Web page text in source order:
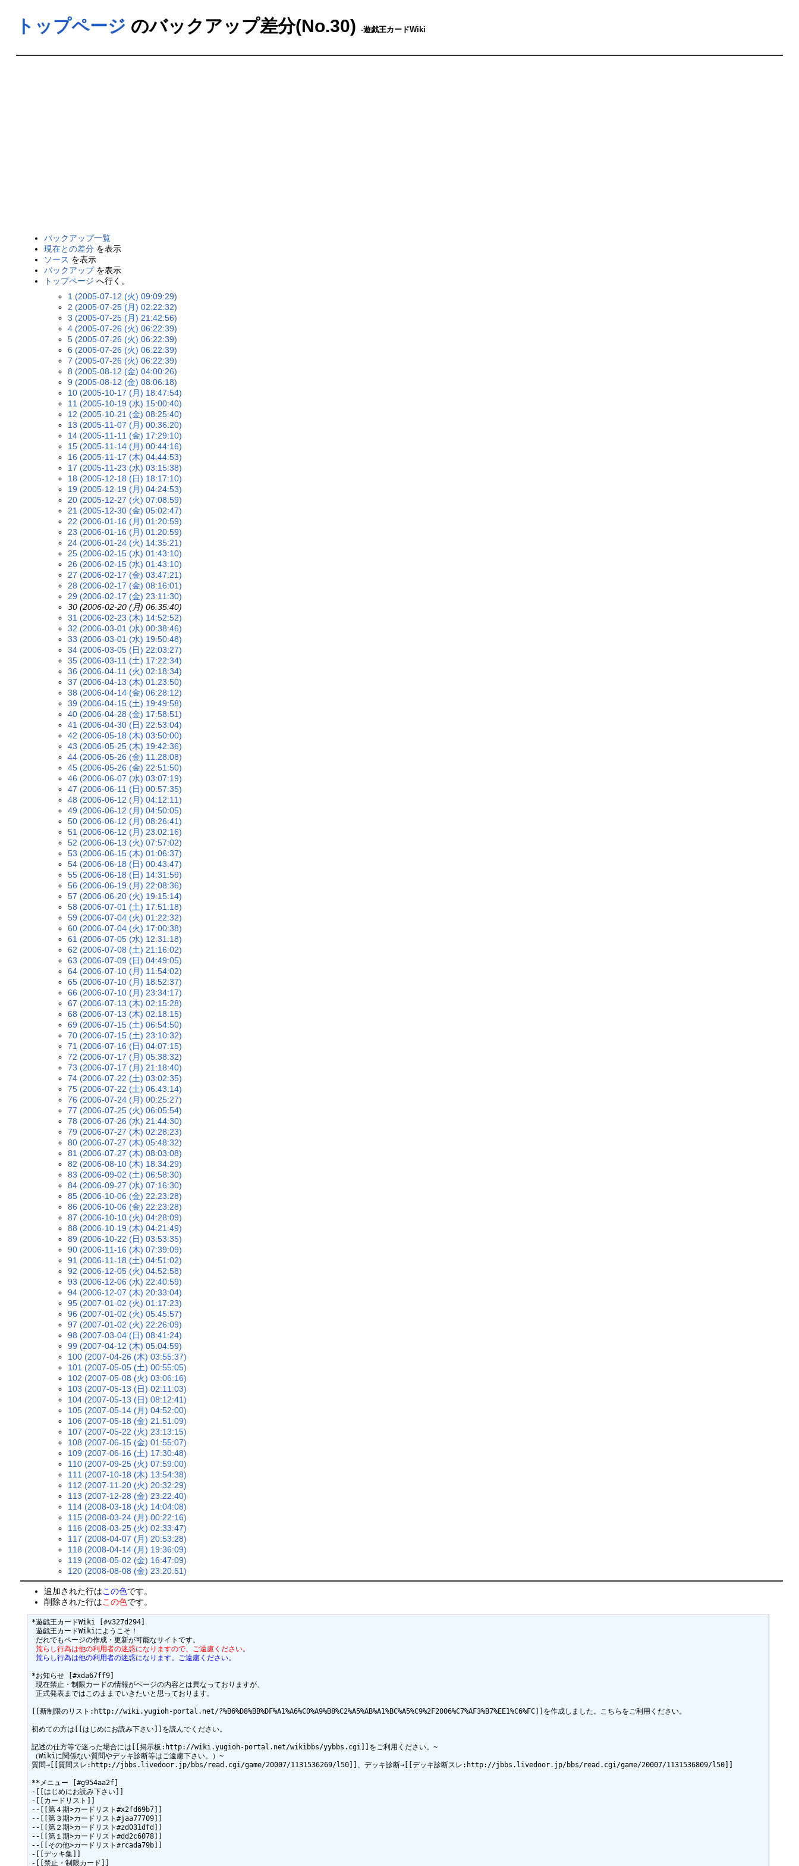
トップページ のバックアップ差分(No.30) -遊戯王カードWiki
バックアップ一覧
現在との差分 を表示
ソース を表示
バックアップを表示
トップページ へ行く。
1 (2005-07-12 (火) 09:09:29)
2 (2005-07-25 (月) 02:22:32)
3 (2005-07-25 (月) 21:42:56)
4 (2005-07-26 (火) 06:22:39)
5 (2005-07-26 (火) 06:22:39)
6 (2005-07-26 (火) 06:22:39)
7 (2005-07-26 (火) 06:22:39)
8 (2005-08-12 (金) 04:00:26)
9 (2005-08-12 (金) 08:06:18)
10 (2005-10-17 (月) 18:47:54)
11 (2005-10-19 (水) 15:00:40)
12 (2005-10-21 (金) 08:25:40)
13 (2005-11-07 (月) 00:36:20)
14 (2005-11-11 (金) 17:29:10)
15 (2005-11-14 (月) 00:44:16)
16 (2005-11-17 (木) 04:44:53)
17 (2005-11-23 (水) 03:15:38)
18 (2005-12-18 (日) 18:17:10)
19 (2005-12-19 (月) 04:24:53)
20 (2005-12-27 (火) 07:08:59)
21 (2005-12-30 (金) 05:02:47)
22 (2006-01-16 (月) 01:20:59)
23 (2006-01-16 (月) 01:20:59)
24 (2006-01-24 (火) 14:35:21)
25 (2006-02-15 (水) 01:43:10)
26 (2006-02-15 (水) 01:43:10)
27 (2006-02-17 (金) 03:47:21)
28 (2006-02-17 (金) 08:16:01)
29 (2006-02-17 (金) 23:11:30)
30 (2006-02-20 (月) 06:35:40)
31 (2006-02-23 (木) 14:52:52)
32 (2006-03-01 (水) 00:38:46)
33 (2006-03-01 (水) 19:50:48)
34 (2006-03-05 (日) 22:03:27)
35 (2006-03-11 (土) 17:22:34)
36 (2006-04-11 (火) 02:18:34)
37 (2006-04-13 (木) 01:23:50)
38 (2006-04-14 (金) 06:28:12)
39 (2006-04-15 (土) 19:49:58)
40 (2006-04-28 (金) 17:58:51)
41 (2006-04-30 (日) 22:53:04)
42 (2006-05-18 (木) 03:50:00)
43 (2006-05-25 (木) 19:42:36)
44 (2006-05-26 (金) 11:28:08)
45 (2006-05-26 (金) 22:51:50)
46 (2006-06-07 (水) 03:07:19)
47 (2006-06-11 (日) 00:57:35)
48 (2006-06-12 (月) 04:12:11)
49 (2006-06-12 (月) 04:50:05)
50 (2006-06-12 (月) 08:26:41)
51 (2006-06-12 (月) 23:02:16)
52 (2006-06-13 (火) 07:57:02)
53 (2006-06-15 (木) 01:06:37)
54 (2006-06-18 (日) 00:43:47)
55 (2006-06-18 (日) 14:31:59)
56 (2006-06-19 (月) 22:08:36)
57 (2006-06-20 (火) 19:15:14)
58 (2006-07-01 (土) 17:51:18)
59 (2006-07-04 (火) 01:22:32)
60 (2006-07-04 (火) 17:00:38)
61 (2006-07-05 (水) 12:31:18)
62 (2006-07-08 (土) 21:16:02)
63 (2006-07-09 (日) 04:49:05)
64 (2006-07-10 (月) 11:54:02)
65 (2006-07-10 (月) 18:52:37)
66 (2006-07-10 (月) 23:34:17)
67 (2006-07-13 (木) 02:15:28)
68 (2006-07-13 (木) 02:18:15)
69 (2006-07-15 (土) 06:54:50)
70 (2006-07-15 (土) 23:10:32)
71 (2006-07-16 (日) 04:07:15)
72 (2006-07-17 (月) 05:38:32)
73 (2006-07-17 (月) 21:18:40)
74 (2006-07-22 (土) 03:02:35)
75 (2006-07-22 (土) 06:43:14)
76 (2006-07-24 (月) 00:25:27)
77 (2006-07-25 (火) 06:05:54)
78 (2006-07-26 (水) 21:44:30)
79 (2006-07-27 (木) 02:28:23)
80 (2006-07-27 (木) 05:48:32)
81 (2006-07-27 (木) 08:03:08)
82 (2006-08-10 (木) 18:34:29)
83 (2006-09-02 (土) 06:58:30)
84 (2006-09-27 (水) 07:16:30)
85 (2006-10-06 (金) 22:23:28)
86 (2006-10-06 (金) 22:23:28)
87 (2006-10-10 (火) 04:28:09)
88 (2006-10-19 (木) 04:21:49)
89 (2006-10-22 (日) 03:53:35)
90 (2006-11-16 (木) 07:39:09)
91 (2006-11-18 (土) 04:51:02)
92 (2006-12-05 (火) 04:52:58)
93 (2006-12-06 (水) 22:40:59)
94 (2006-12-07 (木) 20:33:04)
95 (2007-01-02 (火) 01:17:23)
96 (2007-01-02 (火) 05:45:57)
97 (2007-01-02 (火) 22:26:09)
98 (2007-03-04 (日) 08:41:24)
99 (2007-04-12 (木) 05:04:59)
100 (2007-04-26 (木) 03:55:37)
101 (2007-05-05 (土) 00:55:05)
102 (2007-05-08 (火) 03:06:16)
103 (2007-05-13 (日) 02:11:03)
104 (2007-05-13 (日) 08:12:41)
105 (2007-05-14 (月) 04:52:00)
106 (2007-05-18 (金) 21:51:09)
107 (2007-05-22 (火) 23:13:15)
108 (2007-06-15 (金) 01:55:07)
109 (2007-06-16 (土) 17:30:48)
110 (2007-09-25 (火) 07:59:00)
111 (2007-10-18 (木) 13:54:38)
112 (2007-11-20 (火) 20:32:29)
113 (2007-12-28 (金) 23:22:40)
114 (2008-03-18 (火) 14:04:08)
115 (2008-03-24 (月) 00:22:16)
116 (2008-03-25 (火) 02:33:47)
117 (2008-04-07 (月) 20:53:28)
118 (2008-04-14 (月) 19:36:09)
119 (2008-05-02 (金) 16:47:09)
120 (2008-08-08 (金) 23:20:51)
追加された行はこの色です。
削除された行はこの色です。
*遊戯王カードWiki [#v327d294]
遊戯王カードWikiにようこそ！
荒らし行為は他の利用者の迷惑になりますので、ご遠慮ください。
荒らし行為は他の利用者の迷惑になります。ご遠慮ください。
*お知らせ [#xda67ff9]
現在禁止・制限カードの情報がページの内容とは異なっておりますが、
正式発表まではこのままでいきたいと思っております。
[[新制限のリスト:http://wiki.yugioh-portal.net/?%B6%D8%BB%DF%A1%A6%C0%A9%B8%C2%A5%AB%A1%BC%A5%C9%2F2006%C7%AF3%B7%EE1%C6%FC]]を作成しました。こちらをご利用ください。
初めての方は[[はじめにお読み下さい]]を読んでください。
記述の仕方等で迷った場合には[[掲示板:http://wiki.yugioh-portal.net/wikibbs/yybbs.cgi]]をご利用ください。~
（Wikiに関係ない質問やデッキ診断等はご遠慮下さい。）~
質問→[[質問スレ:http://jbbs.livedoor.jp/bbs/read.cgi/game/20007/1131536269/l50]]、デッキ診断→[[デッキ診断スレ:http://jbbs.livedoor.jp/bbs/read.cgi/game/20007/1131536809/l50]]
**メニュー [#g954aa2f]
-[[はじめにお読み下さい]]
-[[カードリスト]]
--[[第４期>カードリスト#x2fd69b7]]
--[[第３期>カードリスト#jaa77709]]
--[[第２期>カードリスト#zd031dfd]]
--[[第１期>カードリスト#dd2c6078]]
--[[その他>カードリスト#rcada79b]]
-[[デッキ集]]